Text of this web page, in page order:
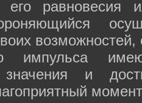
его равновесия
импульса
значения и